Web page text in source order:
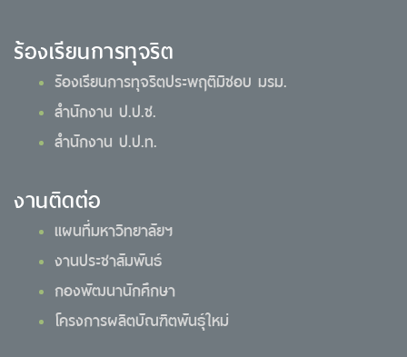
ร้องเรียนการทุจริต
ร้องเรียนการทุจริตประพฤติมิชอบ มรม.
สำนักงาน ป.ป.ช.
สำนักงาน ป.ป.ท.
งานติดต่อ
แผนที่มหาวิทยาลัยฯ
งานประชาสัมพันธ์
กองพัฒนานักศึกษา
โครงการผลิตบัณฑิตพันธุ์ใหม่